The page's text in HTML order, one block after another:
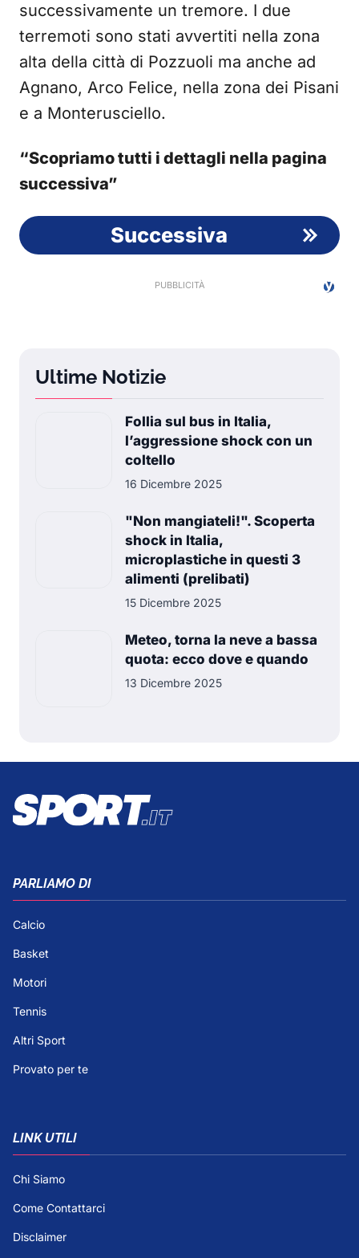
successivamente un tremore. I due
terremoti sono stati avvertiti nella zona
alta della città di Pozzuoli ma anche ad
Agnano, Arco Felice, nella zona dei Pisani
e a Monterusciello.
“Scopriamo tutti i dettagli nella pagina
successiva”
Successiva
Ultime Notizie
Follia sul bus in Italia,
l’aggressione shock con un
coltello
16 Dicembre 2025
"Non mangiateli!". Scoperta
shock in Italia,
microplastiche in questi 3
alimenti (prelibati)
15 Dicembre 2025
Meteo, torna la neve a bassa
quota: ecco dove e quando
13 Dicembre 2025
PARLIAMO DI
Calcio
Basket
Motori
Tennis
Altri Sport
Provato per te
LINK UTILI
Chi Siamo
Come Contattarci
Disclaimer